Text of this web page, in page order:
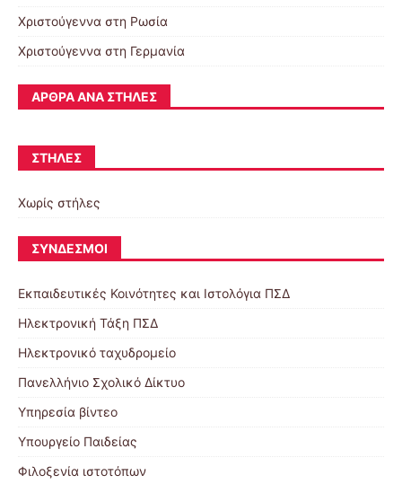
Χριστούγεννα στη Ρωσία
Χριστούγεννα στη Γερμανία
ΆΡΘΡΑ ΑΝΆ ΣΤΉΛΕΣ
ΣΤΉΛΕΣ
Χωρίς στήλες
ΣΎΝΔΕΣΜΟΙ
Εκπαιδευτικές Κοινότητες και Ιστολόγια ΠΣΔ
Ηλεκτρονική Τάξη ΠΣΔ
Ηλεκτρονικό ταχυδρομείο
Πανελλήνιο Σχολικό Δίκτυο
Υπηρεσία βίντεο
Υπουργείο Παιδείας
Φιλοξενία ιστοτόπων